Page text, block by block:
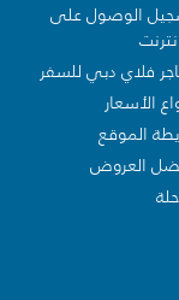
الوصول على
فلاي دبي للسفر
الأسعار
الموقع
العروض